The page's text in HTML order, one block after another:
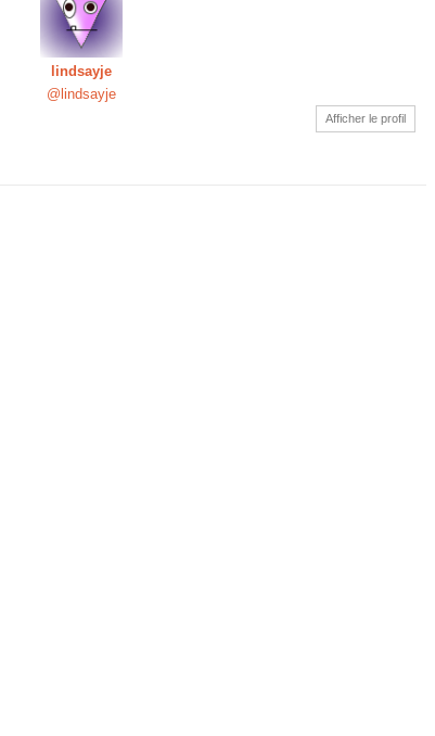
lindsayje
@lindsayje
Afficher le profil